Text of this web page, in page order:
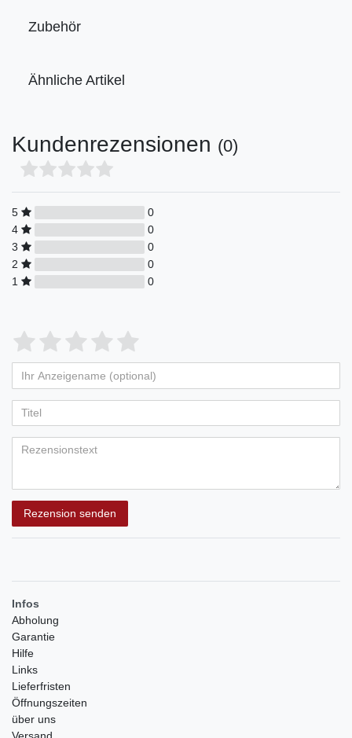
Zubehör
Ähnliche Artikel
Kundenrezensionen (0)
5
0
4
0
3
0
2
0
1
0
Bewertungssterne
von
5
Bewertungssternen
4
von
5
Bewertungssternen
3
von
5
Bewertungssternen
2
von
5
Bewertungssternen
1
von
5
Bewertungssternen
Anzeigename
(optional)
Rezension senden
Infos
Abholung
Garantie
Hilfe
Links
Lieferfristen
Öffnungszeiten
über uns
Versand